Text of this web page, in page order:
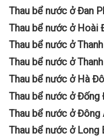
Thau bể nước ở Đan
Thau bể nước ở Hoài
Thau bể nước ở
Thau bể nước ở
Thau bể nước ở Hà
Thau bể nước ở Đống
Thau bể nước ở Đông
Thau bể nước ở Long